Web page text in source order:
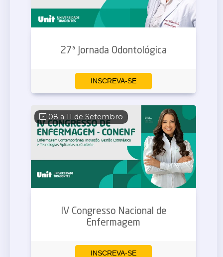
27ª Jornada Odontológica
INSCREVA-SE
08 a 11 de Setembro
IV Congresso Nacional de
Enfermagem
INSCREVA-SE